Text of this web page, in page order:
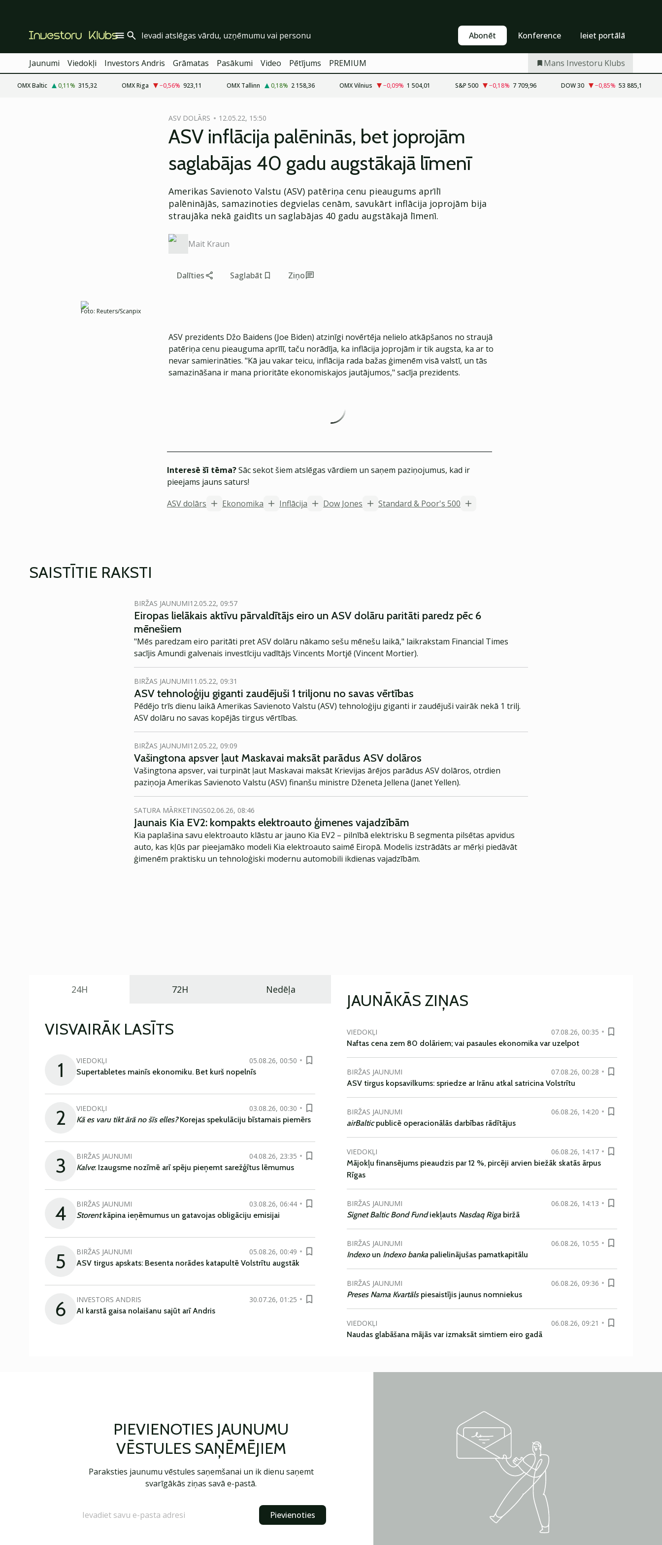
Abonēt Konference Ieiet portālā
Jaunumi Viedokļi Investors Andris Grāmatas Pasākumi Video Pētījums PREMIUM Mans Investoru Klubs
OMX Baltic 0,11% 315,32 OMX Riga −0,56% 923,11 OMX Tallinn 0,18% 2 158,36 OMX Vilnius −0,09% 1 504,01 S&P 500 −0,18% 7 709,96 DOW 30 −0,85% 53 885,1
ASV DOLĀRS 12.05.22, 15:50
ASV inflācija palēninās, bet joprojām
saglabājas 40 gadu augstākajā līmenī
Amerikas Savienoto Valstu (ASV) patēriņa cenu pieaugums aprīlī
palēninājās, samazinoties degvielas cenām, savukārt inflācija joprojām bija
straujāka nekā gaidīts un saglabājas 40 gadu augstākajā līmenī.
Mait Kraun
Dalīties Saglabāt Ziņo
Foto: Reuters/Scanpix
ASV prezidents Džo Baidens (Joe Biden) atzinīgi novērtēja nelielo atkāpšanos no straujā
patēriņa cenu pieauguma aprīlī, taču norādīja, ka inflācija joprojām ir tik augsta, ka ar to
nevar samierināties. "Kā jau vakar teicu, inflācija rada bažas ģimenēm visā valstī, un tās
samazināšana ir mana prioritāte ekonomiskajos jautājumos," sacīja prezidents.
Interesē šī tēma?Sāc sekot šiem atslēgas vārdiem un saņem paziņojumus, kad ir
pieejams jauns saturs!
ASV dolārs
Ekonomika Inflācija Dow Jones Standard & Poor's 500
SAISTĪTIE RAKSTI
BIRŽAS JAUNUMI12.05.22, 09:57
Eiropas lielākais aktīvu pārvaldītājs eiro un ASV dolāru paritāti paredz pēc 6
mēnešiem
"Mēs paredzam eiro paritāti pret ASV dolāru nākamo sešu mēnešu laikā," laikrakstam Financial Times
sacījis Amundi galvenais investīciju vadītājs Vincents Mortjē (Vincent Mortier).
BIRŽAS JAUNUMI11.05.22, 09:31
ASV tehnoloģiju giganti zaudējuši 1 triljonu no savas vērtības
Pēdējo trīs dienu laikā Amerikas Savienoto Valstu (ASV) tehnoloģiju giganti ir zaudējuši vairāk nekā 1 trilj.
ASV dolāru no savas kopējās tirgus vērtības.
BIRŽAS JAUNUMI12.05.22, 09:09
Vašingtona apsver ļaut Maskavai maksāt parādus ASV dolāros
Vašingtona apsver, vai turpināt ļaut Maskavai maksāt Krievijas ārējos parādus ASV dolāros, otrdien
paziņoja Amerikas Savienoto Valstu (ASV) finanšu ministre Dženeta Jellena (Janet Yellen).
SATURA MĀRKETINGS02.06.26, 08:46
Jaunais Kia EV2: kompakts elektroauto ģimenes vajadzībām
Kia paplašina savu elektroauto klāstu ar jauno Kia EV2 – pilnībā elektrisku B segmenta pilsētas apvidus
auto, kas kļūs par pieejamāko modeli Kia elektroauto saimē Eiropā. Modelis izstrādāts ar mērķi piedāvāt
ģimenēm praktisku un tehnoloģiski modernu automobili ikdienas vajadzībām.
24H 72H Nedēļa
VISVAIRĀK LASĪTS
1 VIEDOKĻI
05.08.26, 00:50
Supertabletes mainīs ekonomiku. Bet kurš nopelnīs
2 VIEDOKĻI
03.08.26, 00:30
Kā es varu tikt ārā no šīs elles?Korejas spekulāciju bīstamais piemērs
3 BIRŽAS JAUNUMI
04.08.26, 23:35
Kalve: Izaugsme nozīmē arī spēju pieņemt sarežģītus lēmumus
4 BIRŽAS JAUNUMI
03.08.26, 06:44
Storentkāpina ieņēmumus un gatavojas obligāciju emisijai
5 BIRŽAS JAUNUMI
05.08.26, 00:49
ASV tirgus apskats: Besenta norādes katapultē Volstrītu augstāk
6 INVESTORS ANDRIS
30.07.26, 01:25
AI karstā gaisa nolaišanu sajūt arī Andris
JAUNĀKĀS ZIŅAS
VIEDOKĻI
07.08.26, 00:35
Naftas cena zem 80 dolāriem; vai pasaules ekonomika var uzelpot
BIRŽAS JAUNUMI
07.08.26, 00:28
ASV tirgus kopsavilkums: spriedze ar Irānu atkal satricina Volstrītu
BIRŽAS JAUNUMI
06.08.26, 14:20
airBalticpublicē operacionālās darbības rādītājus
VIEDOKĻI
06.08.26, 14:17
Mājokļu finansējums pieaudzis par 12 %, pircēji arvien biežāk skatās ārpus
Rīgas
BIRŽAS JAUNUMI
06.08.26, 14:13
Signet Baltic Bond Fundiekļauts Nasdaq Riga biržā
BIRŽAS JAUNUMI
06.08.26, 10:55
Indexoun Indexo banka palielinājušas pamatkapitālu
BIRŽAS JAUNUMI
06.08.26, 09:36
Preses Nama Kvartāls piesaistījis jaunus nomniekus
VIEDOKĻI
06.08.26, 09:21
Naudas glabāšana mājās var izmaksāt simtiem eiro gadā
PIEVIENOTIES JAUNUMU
VĒSTULES SAŅĒMĒJIEM
Paraksties jaunumu vēstules saņemšanai un ik dienu saņemt
svarīgākās ziņas savā e-pastā.
Pievienoties